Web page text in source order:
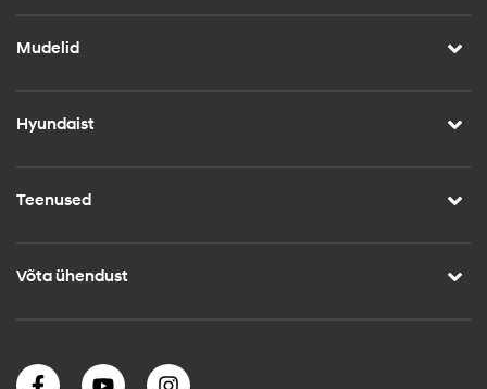
Mudelid
Hyundaist
Teenused
Võta ühendust